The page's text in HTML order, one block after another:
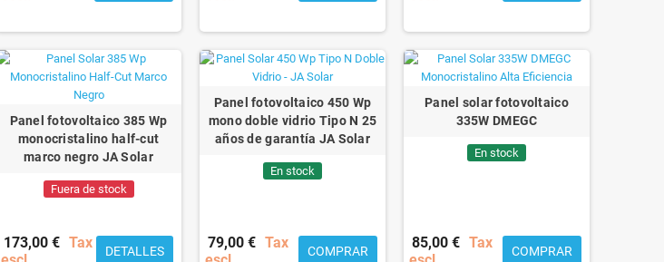
Panel fotovoltaico 385 Wp
monocristalino half-cut
marco negro JA Solar
Fuera de stock
173,00 € Tax
DETALLES
Panel fotovoltaico 450 Wp
mono doble vidrio Tipo N 25
años de garantía JA Solar
En stock
79,00 € Tax
COMPRAR
Panel solar fotovoltaico
335W DMEGC
En stock
85,00 € Tax
COMPRAR